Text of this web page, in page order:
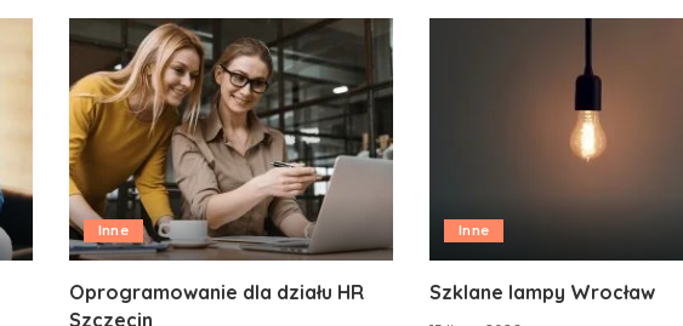
Inne
Oprogramowanie dla działu HR
Szczecin
Inne
Szklane lampy Wrocław